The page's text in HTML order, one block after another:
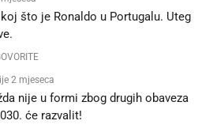
što je Ronaldo u Portugalu. Uteg
2 mjeseca
nije u formi zbog drugih obaveza
će razvalit!